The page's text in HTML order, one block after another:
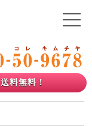
送料無料！